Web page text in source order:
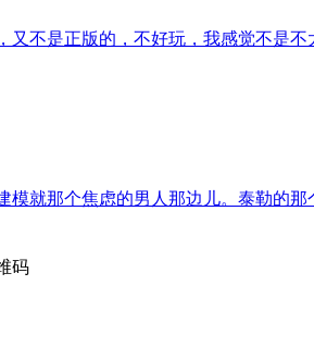
又不是正版的，不好玩，我感觉不是不
模就那个焦虑的男人那边儿。泰勒的那